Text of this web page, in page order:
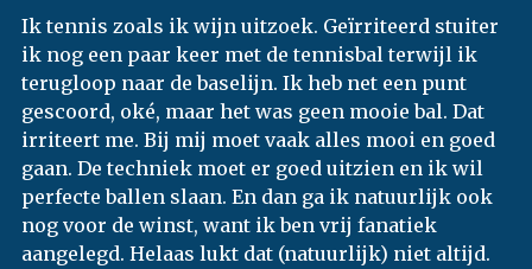
Ik tennis zoals ik wijn uitzoek. Geïrriteerd stuiter
ik nog een paar keer met de tennisbal terwijl ik
terugloop naar de baselijn. Ik heb net een punt
gescoord, oké, maar het was geen mooie bal. Dat
irriteert me. Bij mij moet vaak alles mooi en goed
gaan. De techniek moet er goed uitzien en ik wil
perfecte ballen slaan. En dan ga ik natuurlijk ook
nog voor de winst, want ik ben vrij fanatiek
aangelegd. Helaas lukt dat (natuurlijk) niet altijd.